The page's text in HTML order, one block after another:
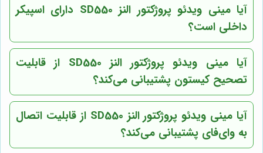
آیا مینی ویدئو پروژکتور النز SD550 دارای اسپیکر
داخلی است؟
آیا مینی ویدئو پروژکتور النز SD550 از قابلیت
تصحیح کیستون پشتیبانی می‌کند؟
آیا مینی ویدئو پروژکتور النز SD550 از قابلیت اتصال
به وای‌فای پشتیبانی می‌کند؟